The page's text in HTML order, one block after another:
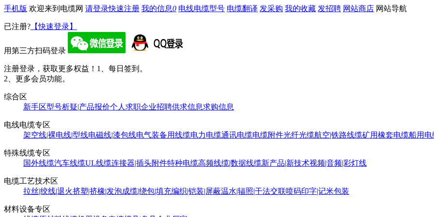
手机版 欢迎来到电缆网 请登录快速注册 我的信息0 电线电缆型号 电缆翻译 发采购 我的收藏 发招聘 网站商店 网站导航
已注册? 【快速登录】
用第三方扫码登录
注册登录，获取更多权益！ 1、每日签到。
2、更多会员功能。
综合区
新手区型号析疑|产品报价个人求职企业招聘供求信息求购信息
电线电缆专区
架空线|裸电线|型线电磁线|漆包线电气装备用线缆电力电缆通讯电缆电缆附件光纤光缆航空|铁路线缆矿用橡套电缆船用电
特殊线缆专区
国外线缆汽车线缆UL线缆连接器|插头附件特种电缆高频线缆|数据线缆新产品|新技术视频|音频|彩灯线
电缆工艺技术区
拉丝|绞线|退火挤塑|挤橡|发泡成缆|绕包|填充编织|铠装|屏蔽温水|辐照|干法交联喷码印字|记米包装
材料设备专区